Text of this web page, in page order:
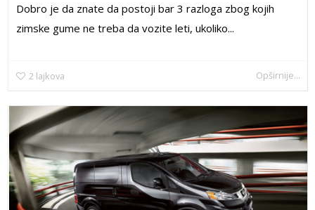
Dobro je da znate da postoji bar 3 razloga zbog kojih
zimske gume ne treba da vozite leti, ukoliko...
2 lajkova Opširnije...